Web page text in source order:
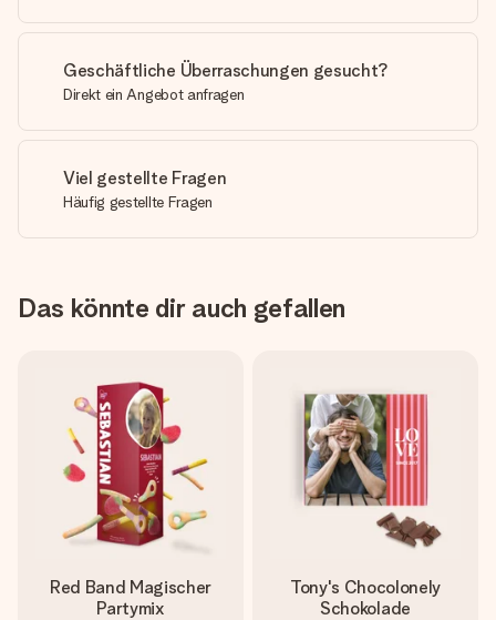
Geschäftliche Überraschungen gesucht?
Direkt ein Angebot anfragen
Viel gestellte Fragen
Häufig gestellte Fragen
Das könnte dir auch gefallen
Red Band Magischer
Partymix
Tony's Chocolonely
Schokolade